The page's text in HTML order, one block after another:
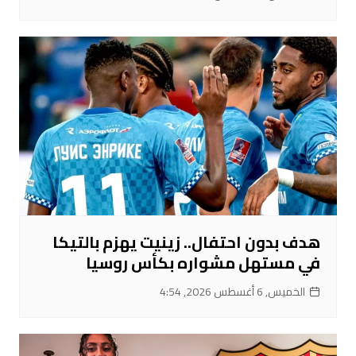
هدف بدون احتفال.. زينيت يهزم بالتيكا
في مستهل مشواره بكأس روسيا
الخميس, 6 أغسطس 2026, 4:54